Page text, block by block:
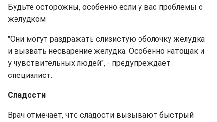
Будьте осторожны, особенно если у вас проблемы с
желудком.
"Они могут раздражать слизистую оболочку желудка
и вызвать несварение желудка. Особенно натощак и
у чувствительных людей", - предупреждает
специалист.
Сладости
Врач отмечает, что сладости вызывают быстрый